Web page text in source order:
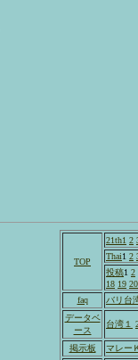
TOP
21th1 2
Thai1 2
投稿1 2
18 19 20
faq
バリ台
データベ
ース
台湾１
掲示板
マレー